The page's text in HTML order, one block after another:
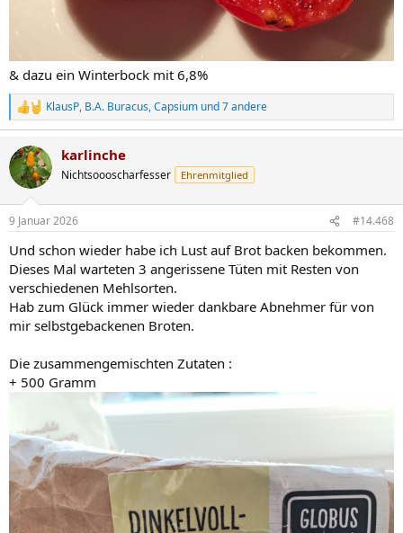
& dazu ein Winterbock mit 6,8%
R
e
k
i
e
:
KlausP, B.A. Buracus,Capsium und 7 andere
karlinche
Nichtsoooscharfesser Ehrenmitglied
9 Januar 2026 #14.468
Und schon wieder habe ich Lust auf Brot backen bekommen.
Dieses Mal warteten 3 angerissene Tüten mit Resten von
verschiedenen Mehlsorten.
Hab zum Glück immer wieder dankbare Abnehmer für von
mir selbstgebackenen Broten.
Die zusammengemischten Zutaten :
+ 500 Gramm